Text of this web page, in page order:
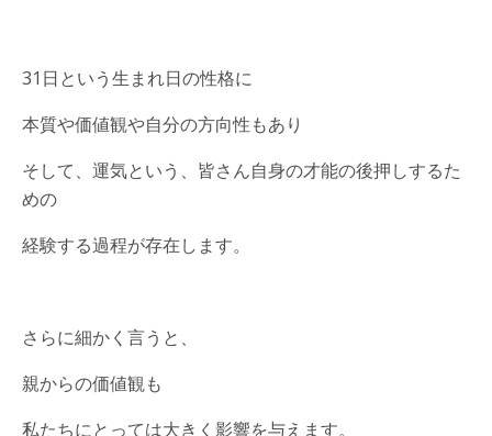
31日という生まれ日の性格に
本質や価値観や自分の方向性もあり
そして、運気という、皆さん自身の才能の後押しするた
めの
経験する過程が存在します。
さらに細かく言うと、
親からの価値観も
私たちにとっては大きく影響を与えます。